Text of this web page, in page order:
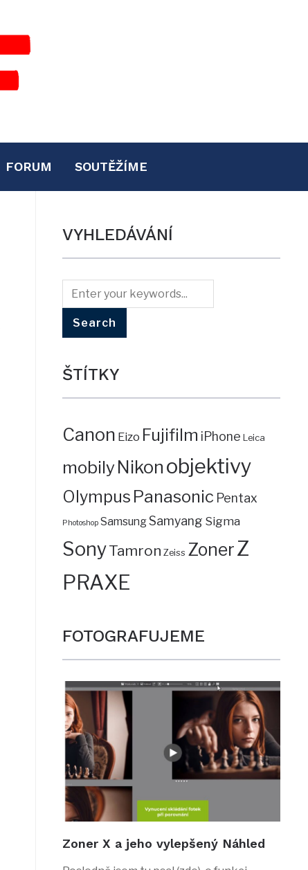
FORUM SOUTĚŽÍME
VYHLEDÁVÁNÍ
ŠTÍTKY
Canon Eizo Fujifilm iPhone Leica
mobilyNikon objektivy
Olympus Panasonic Pentax
Photoshop SamsungSamyang Sigma
SonyTamron Zeiss ZonerZ
PRAXE
FOTOGRAFUJEME
Zoner X a jeho vylepšený Náhled